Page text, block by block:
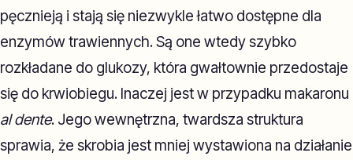
pęcznieją i stają się niezwykle łatwo dostępne dla
enzymów trawiennych. Są one wtedy szybko
rozkładane do glukozy, która gwałtownie przedostaje
się do krwiobiegu. Inaczej jest w przypadku makaronu
al dente. Jego wewnętrzna, twardsza struktura
sprawia, że skrobia jest mniej wystawiona na działanie